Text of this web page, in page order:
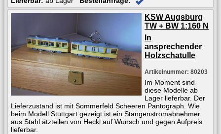
KSW Augsburg
TW + BW 1:160 N
In
ansprechender
Holzschatulle
Artikelnummer: 80203
Im Moment sind
diese Modelle ab
Lager lieferbar. Der
Lieferzustand ist mit Sommerfeld Scheeren Pantograph. Wie
beim Modell Stuttgart gezeigt ist ein Stangenstromabnehmer
aus Stahl ätzteilen von Heckl auf Wunsch und gegen Aufpreis
lieferbar.